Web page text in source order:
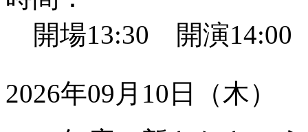
開場13:30 開演14:00
2026年09月10日（木）